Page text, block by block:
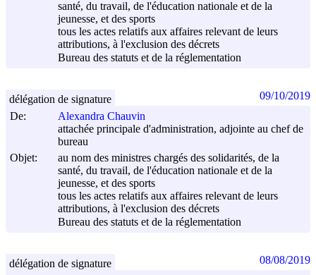
santé, du travail, de l'éducation nationale et de la
jeunesse, et des sports
tous les actes relatifs aux affaires relevant de leurs
attributions, à l'exclusion des décrets
Bureau des statuts et de la réglementation
De:
Alexandra Chauvin
attachée principale d'administration, adjointe au chef de
bureau
Objet:
au nom des ministres chargés des solidarités, de la
santé, du travail, de l'éducation nationale et de la
jeunesse, et des sports
tous les actes relatifs aux affaires relevant de leurs
attributions, à l'exclusion des décrets
Bureau des statuts et de la réglementation
délégation de signature 09/10/2019
délégation de signature 08/08/2019